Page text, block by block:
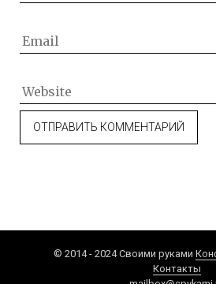
© 2014 - 2024 Своими руками
Контакты